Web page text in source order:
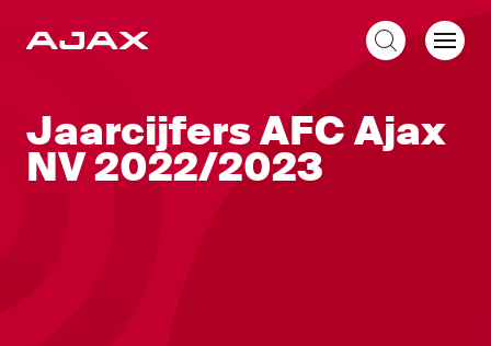
Jaarcijfers AFC Ajax
NV 2022/2023